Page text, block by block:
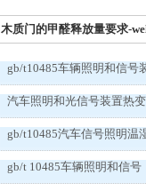
木质门的甲醛释放量要求-
gb/t10485车辆照明和信号
汽车照明和光信号装置热
gb/t10485汽车信号照明温
gb/t 10485车辆照明和信号